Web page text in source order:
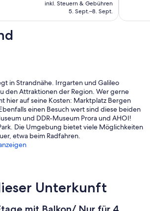
689 €
inkl. Steuern & Gebühren
5. Sept.–8. Sept.
in Strandnähe. Irrgarten und Galileo
den Attraktionen der Region. Wer gerne
hier auf seine Kosten: Marktplatz Bergen
einen Besuch wert sind diese beiden
und DDR-Museum Prora und AHOI!
Die Umgebung bietet viele Möglichkeiten
etwa beim Radfahren.
Unterkunft